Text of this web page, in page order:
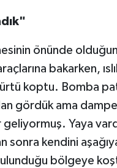
önünde
bakarken,
koptu. Bomba
gördük ama
Yaya
sonra kendini
bölgeye